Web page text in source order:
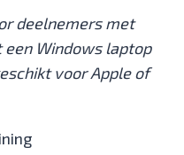
deelnemers met
een Windows laptop
voor Apple of